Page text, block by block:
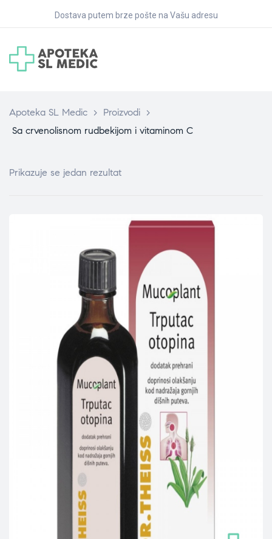
Dostava putem brze pošte na Vašu adresu
Apoteka SL Medic > Proizvodi >
Sa crvenolisnom rudbekijom i vitaminom C
Prikazuje se jedan rezultat